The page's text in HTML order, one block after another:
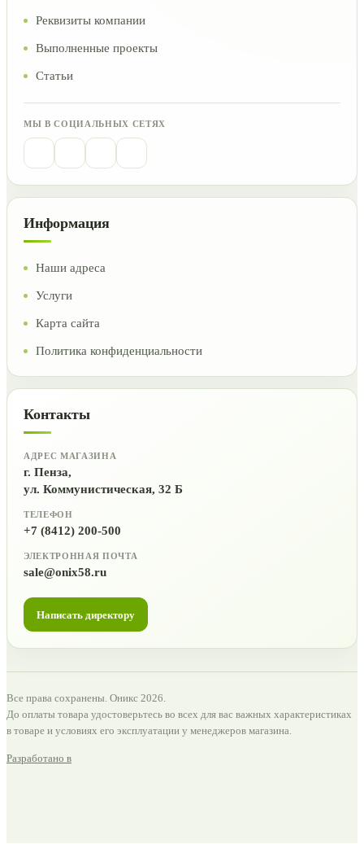
Реквизиты компании
Выполненные проекты
Статьи
МЫ В СОЦИАЛЬНЫХ СЕТЯХ
Информация
Наши адреса
Услуги
Карта сайта
Политика конфиденциальности
Контакты
АДРЕС МАГАЗИНА
г. Пенза,
ул. Коммунистическая, 32 Б
ТЕЛЕФОН
+7 (8412) 200-500
ЭЛЕКТРОННАЯ ПОЧТА
sale@onix58.ru
Написать директору
Все права сохранены. Оникс 2026.
До оплаты товара удостоверьтесь во всех для вас важных характеристиках
в товаре и условиях его эксплуатации у менеджеров магазина.
Разработано в